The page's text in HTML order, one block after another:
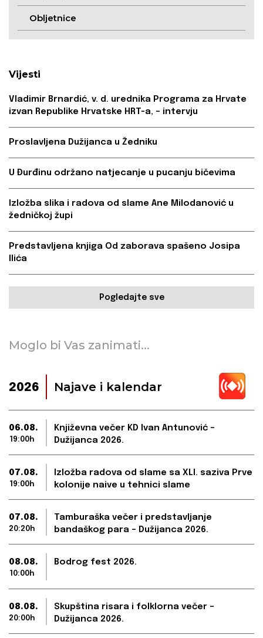
Obljetnice
Vijesti
Vladimir Brnardić, v. d. urednika Programa za Hrvate
izvan Republike Hrvatske HRT-a, – intervju
Proslavljena Dužijanca u Žedniku
U Đurđinu održano natjecanje u pucanju bičevima
Izložba slika i radova od slame Ane Milodanović u
žedničkoj župi
Predstavljena knjiga Od zaborava spašeno Josipa
Ilića
Pogledajte sve
Moglo bi Vas zanimati...
2026 Najave i kalendar
06.08.
19:00h
Književna večer KD Ivan Antunović –
Dužijanca 2026.
07.08.
19:00h
Izložba radova od slame sa XLI. saziva Prve
kolonije naive u tehnici slame
07.08.
20:20h
Tamburaška večer i predstavljanje
bandaškog para – Dužijanca 2026.
08.08.
10:00h
Bodrog fest 2026.
08.08.
20:00h
Skupština risara i folklorna večer –
Dužijanca 2026.